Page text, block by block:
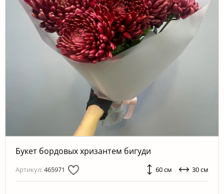
Букет бордовых хризантем бигуди
Артикул:465971 60 см 30 см